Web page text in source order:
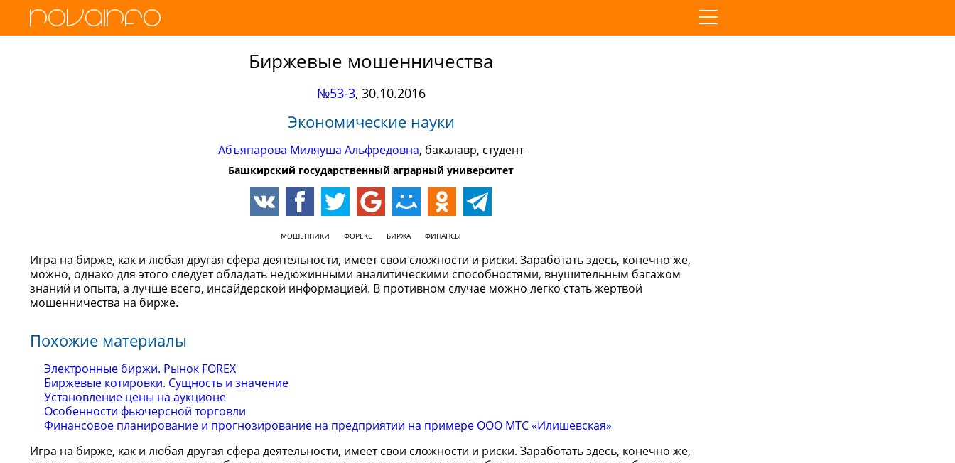
Биржевые мошенничества
№53-3, 30.10.2016
Экономические науки
Абъяпарова Миляуша Альфредовна, бакалавр, студент
Башкирский государственный аграрный университет
МОШЕННИКИ ФОРЕКС БИРЖА ФИНАНСЫ
Игра на бирже, как и любая другая сфера деятельности, имеет свои сложности и риски. Заработать здесь, конечно же,
можно, однако для этого следует обладать недюжинными аналитическими способностями, внушительным багажом
знаний и опыта, а лучше всего, инсайдерской информацией. В противном случае можно легко стать жертвой
мошенничества на бирже.
Похожие материалы
Электронные биржи. Рынок FOREX
Биржевые котировки. Сущность и значение
Установление цены на аукционе
Особенности фьючерсной торговли
Финансовое планирование и прогнозирование на предприятии на примере ООО МТС «Илишевская»
Игра на бирже, как и любая другая сфера деятельности, имеет свои сложности и риски. Заработать здесь, конечно же,